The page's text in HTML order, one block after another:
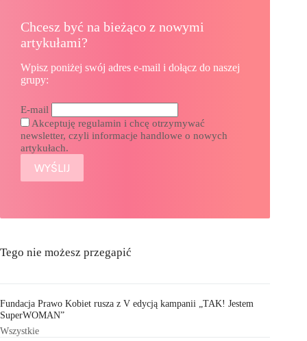
Chcesz być na bieżąco z nowymi
artykułami?
Wpisz poniżej swój adres e-mail i dołącz do naszej
grupy:
E-mail
Akceptuję regulamin i chcę otrzymywać
newsletter, czyli informacje handlowe o nowych
artykułach.
Tego nie możesz przegapić
Fundacja Prawo Kobiet rusza z V edycją kampanii „TAK! Jestem
SuperWOMAN”
Wszystkie